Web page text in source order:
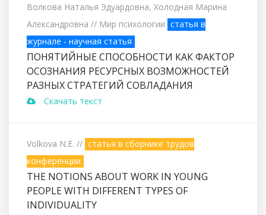
Волкова Наталья Эдуардовна, Холодная Марина
Александровна // Мир психологии статья в
журнале - научная статья
ПОНЯТИЙНЫЕ СПОСОБНОСТИ КАК ФАКТОР
ОСОЗНАНИЯ РЕСУРСНЫХ ВОЗМОЖНОСТЕЙ
РАЗНЫХ СТРАТЕГИЙ СОВЛАДАНИЯ
Скачать текст
Volkova N.E. // статья в сборнике трудов
конференции
THE NOTIONS ABOUT WORK IN YOUNG
PEOPLE WITH DIFFERENT TYPES OF
INDIVIDUALITY